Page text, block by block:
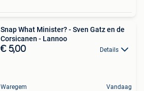
Snap What Minister? - Sven Gatz en de
Corsicanen - Lannoo
€ 5,00 Details
Waregem Vandaag